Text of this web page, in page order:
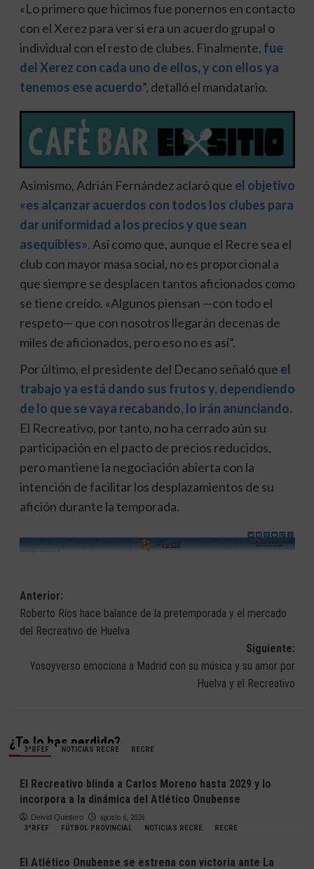
«Lo primero que hicimos fue ponernos en contacto
con el Xerez para ver si era un acuerdo grupal o
individual con el resto de clubes. Finalmente, fue
del Xerez con cada uno de ellos, y con ellos ya
tenemos ese acuerdo”, detalló el mandatario.
Asimismo, Adrián Fernández aclaró que el objetivo
«es alcanzar acuerdos con todos los clubes para
dar uniformidad a los precios y que sean
asequibles». Así como que, aunque el Recre sea el
club con mayor masa social, no es proporcional a
que siempre se desplacen tantos aficionados como
se tiene creído. «Algunos piensan —con todo el
respeto— que con nosotros llegarán decenas de
miles de aficionados, pero eso no es así”.
Por último, el presidente del Decano señaló que el
trabajo ya está dando sus frutos y, dependiendo
de lo que se vaya recabando, lo irán anunciando.
El Recreativo, por tanto, no ha cerrado aún su
participación en el pacto de precios reducidos,
pero mantiene la negociación abierta con la
intención de facilitar los desplazamientos de su
afición durante la temporada.
Navegación
de
Anterior:
Roberto Ríos hace balance de la pretemporada y el mercado
del Recreativo de Huelva
Siguiente:
Yosoyverso emociona a Madrid con su música y su amor por
Huelva y el Recreativo
¿Te lo has perdido?
3ªRFEF NOTICIAS RECRE RECRE
El Recreativo blinda a Carlos Moreno hasta 2029 y lo
incorpora a la dinámica del Atlético Onubense
Deivid Quintero
agosto 6, 2026
3ªRFEF
FÚTBOL PROVINCIAL NOTICIAS RECRE RECRE
El Atlético Onubense se estrena con victoria ante La